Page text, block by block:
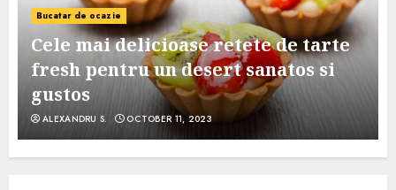
Bucatar de ocazie
Cele mai delicioase retete de tarte
fresh pentru un desert sanatos si
gustos
ALEXANDRU S. OCTOBER 11, 2023